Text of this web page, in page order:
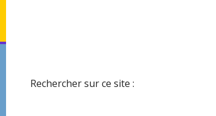
Rechercher sur ce site :